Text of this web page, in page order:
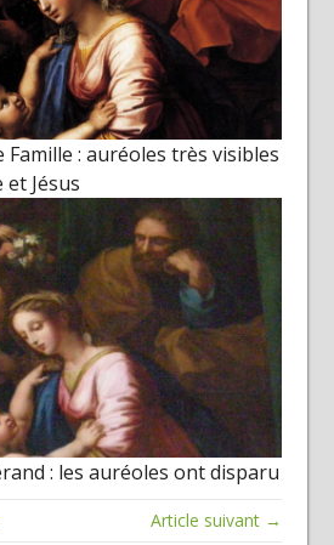
Famille : auréoles très visibles
Jésus
: les auréoles ont disparu
Article suivant →